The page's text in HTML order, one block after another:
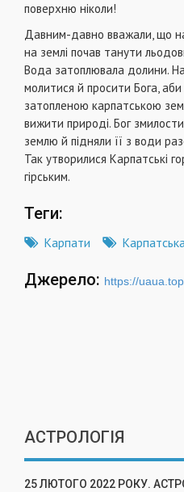
поверхню ніколи!
Давним-давно вважали, що
на землі почав танути
Вода затоплювала долини.
молитися й просити Бога,
затопленою карпатською
вижити природі. Бог
землю й підняли її з води
Так утворилися Карпатські
гірським.
Теги:
Карпати
Джерело: https://
АСТРОЛОГІЯ
25 ЛЮТОГО 2022 РОКУ.